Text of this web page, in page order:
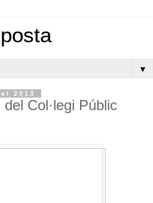
▼
2013
Col·legi Públic